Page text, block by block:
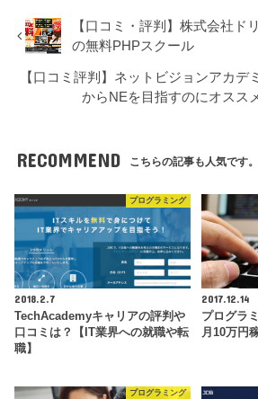
【口コミ・評判】株式会社ド
の無料PHPスクール
【口コミ評判】ネットビジョンアカデ
からNEを目指すのにオスス
RECOMMEND こちらの記事も人気です。
プログラミング
2018.2.7
TechAcademyキャリアの評判や
口コミは？【IT業界への就職や転
職】
2017.12.14
プログラ
月10万円
プログラミング